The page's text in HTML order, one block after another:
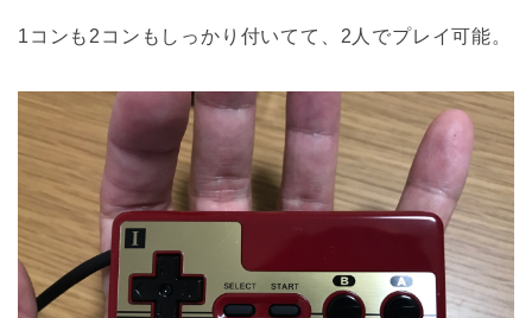
1コンも2コンもしっかり付いてて、2人でプレイ可能。